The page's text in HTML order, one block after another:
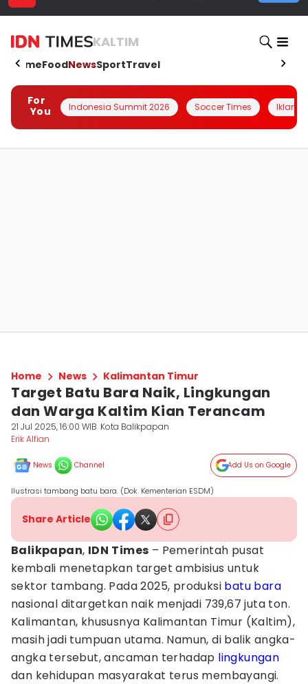
KALTIM
HomeFoodNewsSportTravel
For
You
Indonesia Summit 2026 Soccer Times Iklanin
Home News Kalimantan Timur
Target Batu Bara Naik, Lingkungan
dan Warga Kaltim Kian Terancam
21 Jul 2025, 16:00 WIB Kota Balikpapan
Erik Alfian
News Channel Add Us on Google
Ilustrasi tambang batu bara. (Dok. Kementerian ESDM)
Share Article
Balikpapan, IDN Times – Pemerintah pusat
kembali menetapkan target ambisius untuk
sektor tambang. Pada 2025, produksi batu bara
nasional ditargetkan naik menjadi 739,67 juta ton.
Kalimantan, khususnya Kalimantan Timur (Kaltim),
masih jadi tumpuan utama. Namun, di balik angka-
angka tersebut, ancaman terhadap lingkungan
dan kehidupan masyarakat terus membayangi.